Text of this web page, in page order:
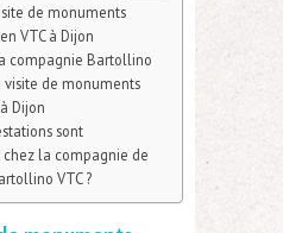
de monuments
VTC à Dijon
compagnie Bartollino
visite de monuments
Dijon
sont
chez la compagnie de
VTC ?